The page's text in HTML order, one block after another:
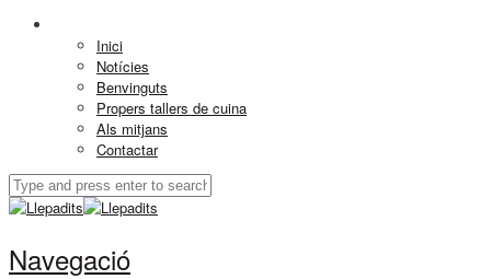
Inici
Notícies
Benvinguts
Propers tallers de cuina
Als mitjans
Contactar
Navegació